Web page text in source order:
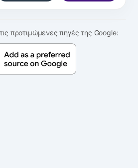
προτιμώμενες πηγές της Google: